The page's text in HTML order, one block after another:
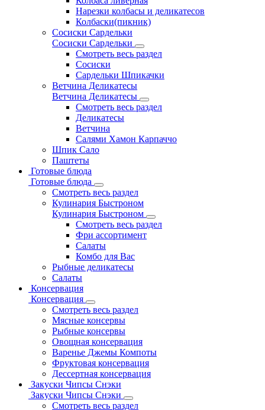
Нарезки колбасы и деликатесов
Колбаски(пикник)
Сосиски Сардельки
Сосиски Сардельки
Смотреть весь раздел
Сосиски
Сардельки Шпикачки
Ветчина Деликатесы
Ветчина Деликатесы
Смотреть весь раздел
Деликатесы
Ветчина
Салями Хамон Карпаччо
Шпик Сало
Паштеты
Готовые блюда
Готовые блюда
Смотреть весь раздел
Кулинария Быстроном
Кулинария Быстроном
Смотреть весь раздел
Фри ассортимент
Салаты
Комбо для Вас
Рыбные деликатесы
Салаты
Консервация
Консервация
Смотреть весь раздел
Мясные консервы
Рыбные консервы
Овощная консервация
Варенье Джемы Компоты
Фруктовая консервация
Дессертная консервация
Закуски Чипсы Снэки
Закуски Чипсы Снэки
Смотреть весь раздел